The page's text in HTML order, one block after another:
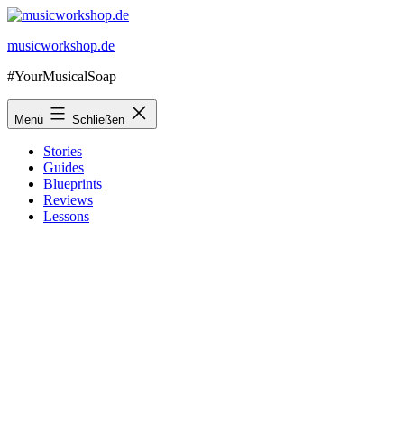
Zum
springen
musicworkshop.de
#YourMusicalSoap
Menü Schließen
Stories
Guides
Blueprints
Reviews
Lessons